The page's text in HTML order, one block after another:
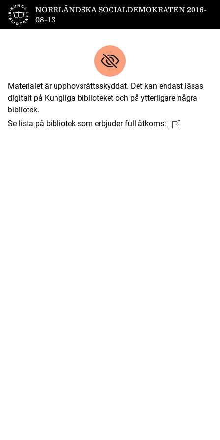
Till startsidanNORRLÄNDSKA SOCIALDEMOKRATEN 2016-
08-13
Materialet är upphovsrättsskyddat. Det kan endast läsas
digitalt på Kungliga biblioteket och på ytterligare några
bibliotek.
Se lista på bibliotek som erbjuder full åtkomst